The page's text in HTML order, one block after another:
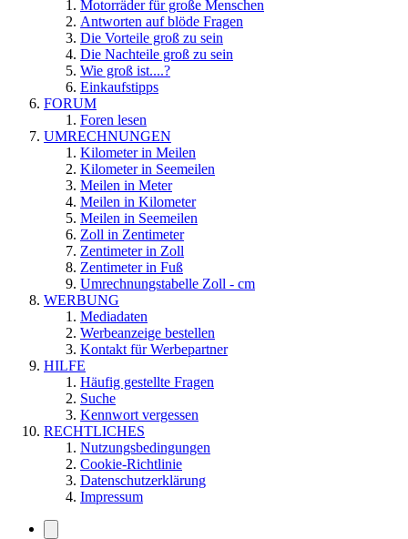
Motorräder für große Menschen
Antworten auf blöde Fragen
Die Vorteile groß zu sein
Die Nachteile groß zu sein
Wie groß ist....?
Einkaufstipps
FORUM
Foren lesen
UMRECHNUNGEN
Kilometer in Meilen
Kilometer in Seemeilen
Meilen in Meter
Meilen in Kilometer
Meilen in Seemeilen
Zoll in Zentimeter
Zentimeter in Zoll
Zentimeter in Fuß
Umrechnungstabelle Zoll - cm
WERBUNG
Mediadaten
Werbeanzeige bestellen
Kontakt für Werbepartner
HILFE
Häufig gestellte Fragen
Suche
Kennwort vergessen
RECHTLICHES
Nutzungsbedingungen
Cookie-Richtlinie
Datenschutzerklärung
Impressum